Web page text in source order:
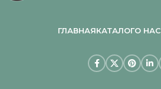
ГЛАВНАЯКАТАЛОГО НАС